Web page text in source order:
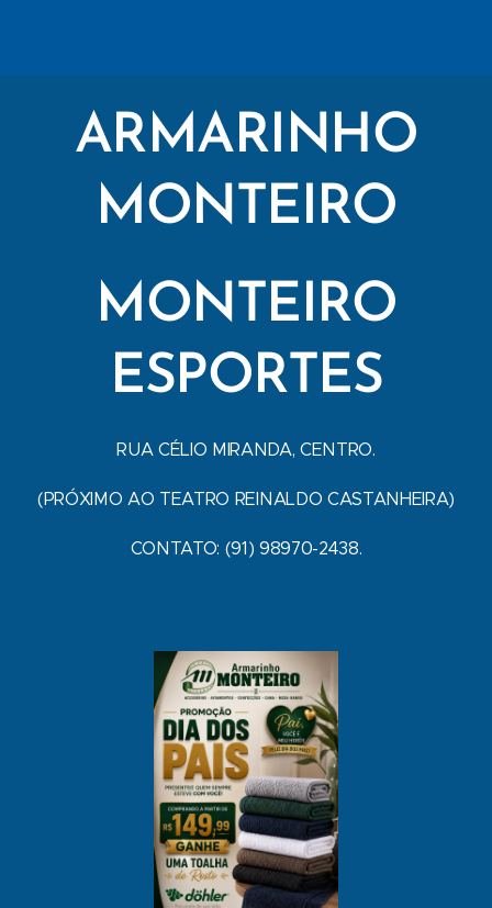
ARMARINHO
MONTEIRO
MONTEIRO
ESPORTES
RUA CÉLIO MIRANDA, CENTRO.
(PRÓXIMO AO TEATRO REINALDO CASTANHEIRA)
CONTATO: (91) 98970-2438.